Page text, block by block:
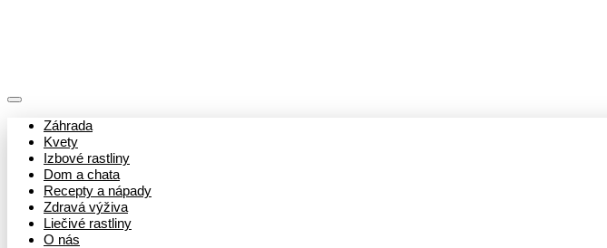
Záhrada
Kvety
Izbové rastliny
Dom a chata
Recepty a nápady
Zdravá výživa
Liečivé rastliny
O nás